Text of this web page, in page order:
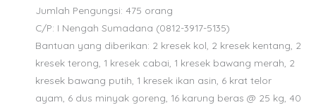
Jumlah Pengungsi: 475 orang
C/P: I Nengah Sumadana (0812-3917-5135)
Bantuan yang diberikan: 2 kresek kol, 2 kresek kentang, 2
kresek terong, 1 kresek cabai, 1 kresek bawang merah, 2
kresek bawang putih, 1 kresek ikan asin, 6 krat telor
ayam, 6 dus minyak goreng, 16 karung beras @ 25 kg, 40